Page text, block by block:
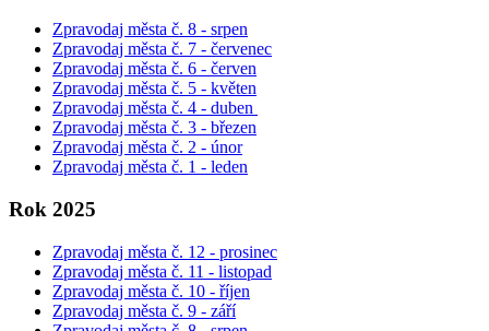
Zpravodaj města č. 8 - srpen
Zpravodaj města č. 7 - červenec
Zpravodaj města č. 6 - červen
Zpravodaj města č. 5 - květen
Zpravodaj města č. 4 - duben
Zpravodaj města č. 3 - březen
Zpravodaj města č. 2 - únor
Zpravodaj města č. 1 - leden
Rok 2025
Zpravodaj města č. 12 - prosinec
Zpravodaj města č. 11 - listopad
Zpravodaj města č. 10 - říjen
Zpravodaj města č. 9 - září